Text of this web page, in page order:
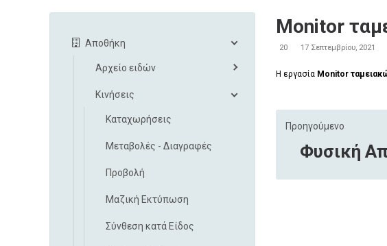
Monitor
20 17 Σεπτεμβρίου, 2021
Η εργασία Monitor
Προηγούμενο
Φυσική
Αποθήκη
Αρχείο ειδών
Κινήσεις
Καταχωρήσεις
Μεταβολές - Διαγραφές
Προβολή
Μαζική Εκτύπωση
Σύνθεση κατά Είδος